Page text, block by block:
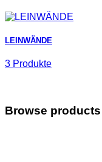
LEINWÄNDE
3 Produkte
Browse products